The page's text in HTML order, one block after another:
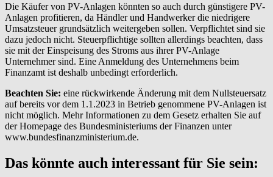
Die Käufer von PV-Anlagen könnten so auch durch günstigere PV-
Anlagen profitieren, da Händler und Handwerker die niedrigere
Umsatzsteuer grundsätzlich weitergeben sollen. Verpflichtet sind sie
dazu jedoch nicht. Steuerpflichtige sollten allerdings beachten, dass
sie mit der Einspeisung des Stroms aus ihrer PV-Anlage
Unternehmer sind. Eine Anmeldung des Unternehmens beim
Finanzamt ist deshalb unbedingt erforderlich.
Beachten Sie: eine rückwirkende Änderung mit dem Nullsteuersatz
auf bereits vor dem 1.1.2023 in Betrieb genommene PV-Anlagen ist
nicht möglich. Mehr Informationen zu dem Gesetz erhalten Sie auf
der Homepage des Bundesministeriums der Finanzen unter
www.bundesfinanzministerium.de.
Das könnte auch interessant für Sie sein: